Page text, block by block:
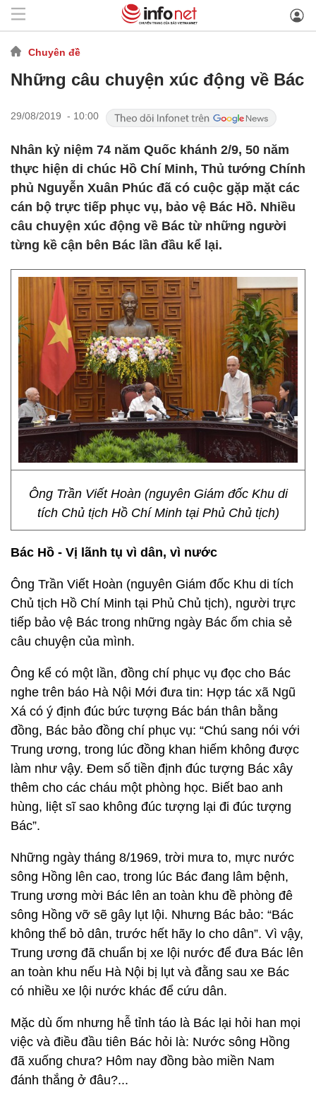
Chuyên đề
Những câu chuyện xúc động về Bác
29/08/2019 - 10:00
Nhân kỷ niệm 74 năm Quốc khánh 2/9, 50 năm
thực hiện di chúc Hồ Chí Minh, Thủ tướng Chính
phủ Nguyễn Xuân Phúc đã có cuộc gặp mặt các
cán bộ trực tiếp phục vụ, bảo vệ Bác Hồ. Nhiều
câu chuyện xúc động về Bác từ những người
từng kề cận bên Bác lần đầu kể lại.
Ông Trần Viết Hoàn (nguyên Giám đốc Khu di
tích Chủ tịch Hồ Chí Minh tại Phủ Chủ tịch)
Bác Hồ - Vị lãnh tụ vì dân, vì nước
Ông Trần Viết Hoàn (nguyên Giám đốc Khu di tích
Chủ tịch Hồ Chí Minh tại Phủ Chủ tịch), người trực
tiếp bảo vệ Bác trong những ngày Bác ốm chia sẻ
câu chuyện của mình.
Ông kể có một lần, đồng chí phục vụ đọc cho Bác
nghe trên báo Hà Nội Mới đưa tin: Hợp tác xã Ngũ
Xá có ý định đúc bức tượng Bác bán thân bằng
đồng, Bác bảo đồng chí phục vụ: “Chú sang nói với
Trung ương, trong lúc đồng khan hiếm không được
làm như vậy. Đem số tiền định đúc tượng Bác xây
thêm cho các cháu một phòng học. Biết bao anh
hùng, liệt sĩ sao không đúc tượng lại đi đúc tượng
Bác”.
Những ngày tháng 8/1969, trời mưa to, mực nước
sông Hồng lên cao, trong lúc Bác đang lâm bệnh,
Trung ương mời Bác lên an toàn khu đề phòng đê
sông Hồng vỡ sẽ gây lụt lội. Nhưng Bác bảo: “Bác
không thể bỏ dân, trước hết hãy lo cho dân”. Vì vậy,
Trung ương đã chuẩn bị xe lội nước để đưa Bác lên
an toàn khu nếu Hà Nội bị lụt và đằng sau xe Bác
có nhiều xe lội nước khác để cứu dân.
Mặc dù ốm nhưng hễ tỉnh táo là Bác lại hỏi han mọi
việc và điều đầu tiên Bác hỏi là: Nước sông Hồng
đã xuống chưa? Hôm nay đồng bào miền Nam
đánh thắng ở đâu?...